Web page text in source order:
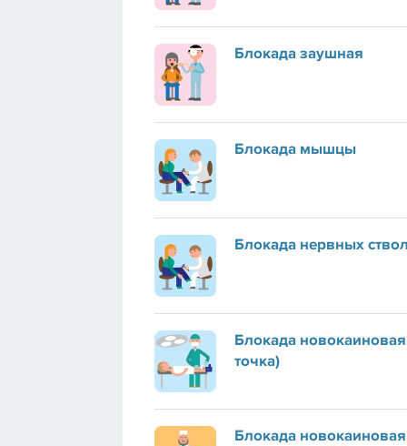
Блокада заушная
Блокада мышцы
Блокада нервных
Блокада
точка)
Блокада новокаиновая